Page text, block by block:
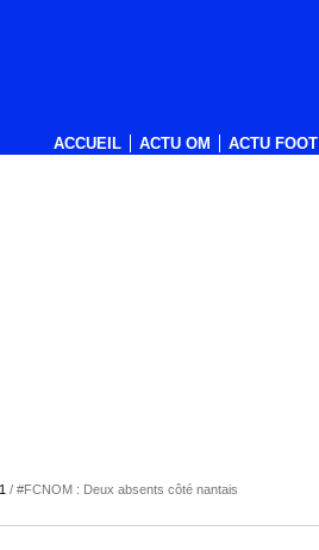
ACCUEIL ACTU OM ACTU FOOT
/ #FCNOM : Deux absents côté nantais